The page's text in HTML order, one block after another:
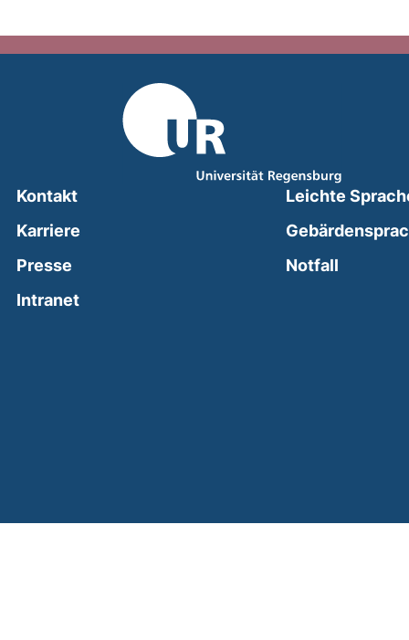
Kontakt
Karriere
Presse
Intranet(external link, opens in a new window)
Leichte
Notfall